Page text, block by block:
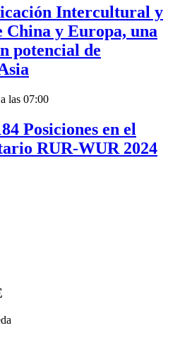
Intercultural y
y Europa, una
potencial de
las 07:00
Posiciones en el
RUR-WUR 2024